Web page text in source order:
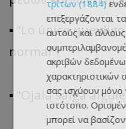
▪️ "Lo único que
normal".
▪️ "Ojalá salga
τρίτων (1884)
επεξεργάζονται
αυτούς και
ακριβών
χαρακτηριστικών
σας ισχύουν μόνο
ιστότοπο.
μπορεί να